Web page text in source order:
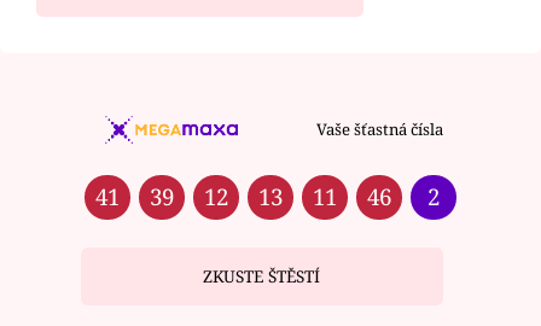
Vaše šťastná čísla
41 39 12 13 11 46 2
ZKUSTE ŠTĚSTÍ